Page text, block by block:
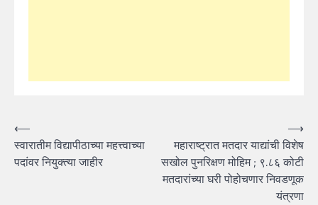
Post
navigation
⟵
स्वारातीम विद्यापीठाच्या महत्त्वाच्या
पदांवर नियुक्त्या जाहीर
महाराष्ट्रात मतदार याद्यांची विशेष
सखोल पुनरिक्षण मोहिम ; ९.८६ कोटी
मतदारांच्या घरी पोहोचणार निवडणूक
यंत्रणा
⟶